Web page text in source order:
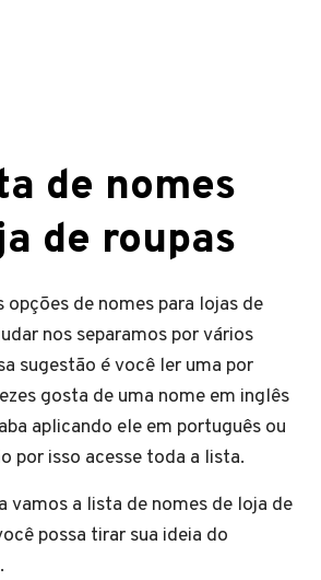
de nomes
de roupas
opções de nomes para lojas de
nos separamos por vários
sugestão é você ler uma por
gosta de uma nome em inglês
aplicando ele em português ou
por isso acesse toda a lista.
vamos a lista de nomes de loja de
possa tirar sua ideia do